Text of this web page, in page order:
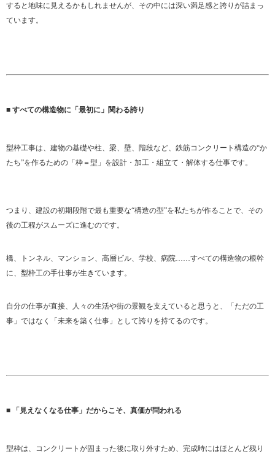
すると地味に見えるかもしれませんが、その中には深い満足感と誇りが詰まっ
ています。
■ すべての構造物に「最初に」関わる誇り
型枠工事は、建物の基礎や柱、梁、壁、階段など、鉄筋コンクリート構造の“か
たち”を作るための「枠＝型」を設計・加工・組立て・解体する仕事です。
つまり、建設の初期段階で最も重要な“構造の型”を私たちが作ることで、その
後の工程がスムーズに進むのです。
橋、トンネル、マンション、高層ビル、学校、病院……すべての構造物の根幹
に、型枠工の手仕事が生きています。
自分の仕事が直接、人々の生活や街の景観を支えていると思うと、「ただの工
事」ではなく「未来を築く仕事」として誇りを持てるのです。
■ 「見えなくなる仕事」だからこそ、真価が問われる
型枠は、コンクリートが固まった後に取り外すため、完成時にはほとんど残り